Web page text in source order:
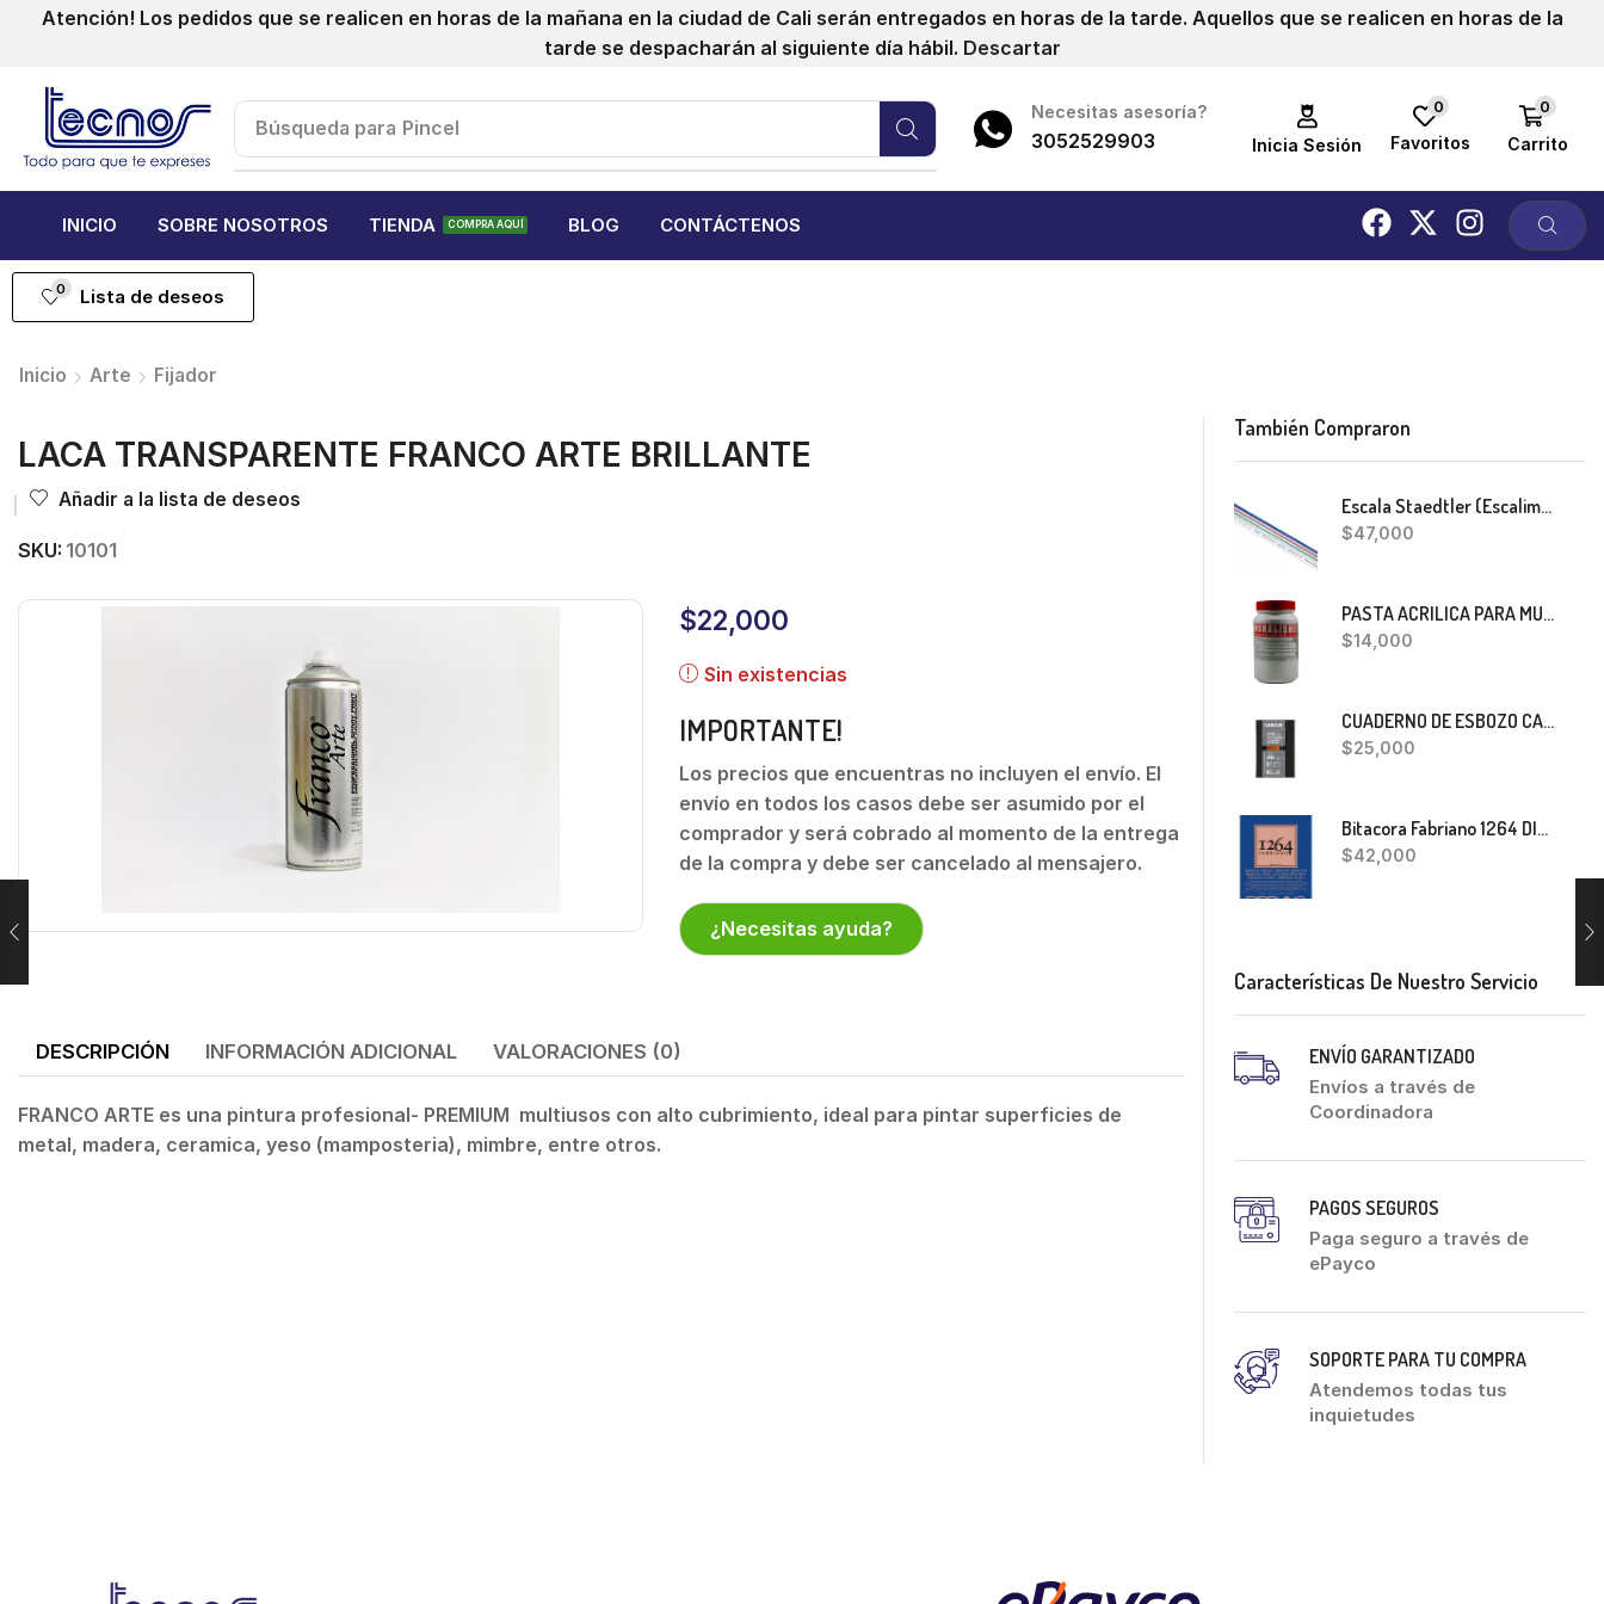
Atención! Los pedidos que se realicen en horas de la mañana en la ciudad de Cali serán entregados en horas de la tarde. Aquellos que se realicen en horas de la
tarde se despacharán al siguiente día hábil. Descartar
Búsqueda para Pincel
Necesitas asesoría?
3052529903 Inicia Sesión
0
Favoritos
0
Carrito
INICIO SOBRE NOSOTROS TIENDA COMPRA AQUÍ BLOG CONTÁCTENOS
0 Lista de deseos
Inicio Arte Fijador
LACA TRANSPARENTE FRANCO ARTE BRILLANTE
Añadir a la lista de deseos
SKU: 10101
$22,000
Sin existencias
IMPORTANTE!
Los precios que encuentras no incluyen el envío. El
envío en todos los casos debe ser asumido por el
comprador y será cobrado al momento de la entrega
de la compra y debe ser cancelado al mensajero.
¿Necesitas ayuda?
DESCRIPCIÓN INFORMACIÓN ADICIONAL VALORACIONES (0)
FRANCO ARTE es una pintura profesional- PREMIUM multiusos con alto cubrimiento, ideal para pintar superficies de
metal, madera, ceramica, yeso (mamposteria), mimbre, entre otros.
También Compraron
Escala Staedtler (Escalimetro)
$47,000
PASTA ACRILICA PARA MURALISMO 400 GRS
$14,000
CUADERNO DE ESBOZO CANSON ONE
$25,000
Bitacora Fabriano 1264 DIBUJO A5
$42,000
Características De Nuestro Servicio
ENVÍO GARANTIZADO
Envíos a través de
Coordinadora
PAGOS SEGUROS
Paga seguro a través de
ePayco
SOPORTE PARA TU COMPRA
Atendemos todas tus
inquietudes